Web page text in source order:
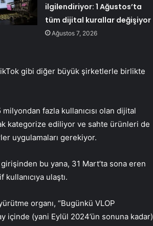
ilgilendiriyor: 1 Ağustos’ta
tüm dijital kurallar değişiyor
Ağustos 7, 2026
gibi diğer büyük şirketlerle birlikte
fazla kullanıcısı olan dijital
kategorize ediliyor ve sahte ürünleri de
uygulamaları gerekiyor.
bu yana, 31 Mart’ta sona eren
ulaştı.
organı, “Bugünkü VLOP
içinde (yani Eylül 2024’ün sonuna kadar)